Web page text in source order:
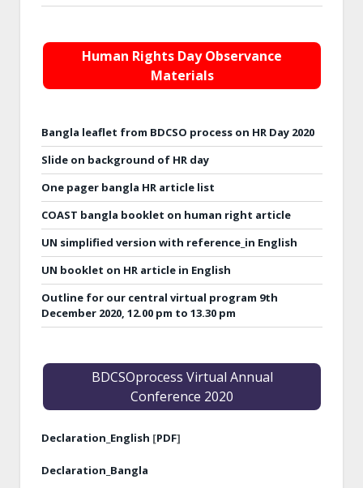
Human Rights Day Observance
Materials
Bangla leaflet from BDCSO process on HR Day 2020
Slide on background of HR day
One pager bangla HR article list
COAST bangla booklet on human right article
UN simplified version with reference_in English
UN booklet on HR article in English
Outline for our central virtual program 9th
December 2020, 12.00 pm to 13.30 pm
BDCSOprocess Virtual Annual
Conference 2020
Declaration_English [PDF]
Declaration_Bangla